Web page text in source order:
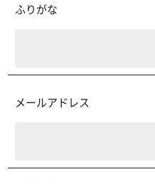
ふりがな
メールアドレス